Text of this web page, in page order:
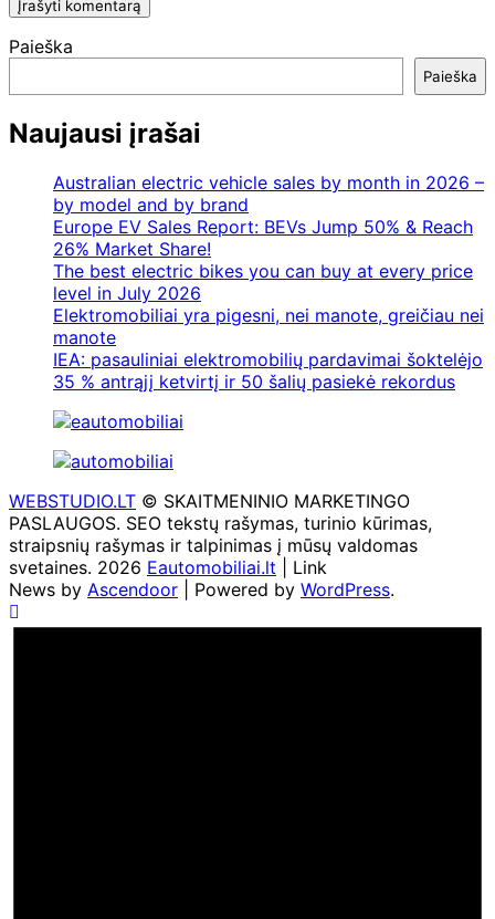
Paieška
Paieška
Naujausi įrašai
Australian electric vehicle sales by month in 2026 –
by model and by brand
Europe EV Sales Report: BEVs Jump 50% & Reach
26% Market Share!
The best electric bikes you can buy at every price
level in July 2026
Elektromobiliai yra pigesni, nei manote, greičiau nei
manote
IEA: pasauliniai elektromobilių pardavimai šoktelėjo
35 % antrąjį ketvirtį ir 50 šalių pasiekė rekordus
WEBSTUDIO.LT © SKAITMENINIO MARKETINGO
PASLAUGOS. SEO tekstų rašymas, turinio kūrimas,
straipsnių rašymas ir talpinimas į mūsų valdomas
svetaines. 2026 Eautomobiliai.lt | Link
News by Ascendoor | Powered by WordPress.